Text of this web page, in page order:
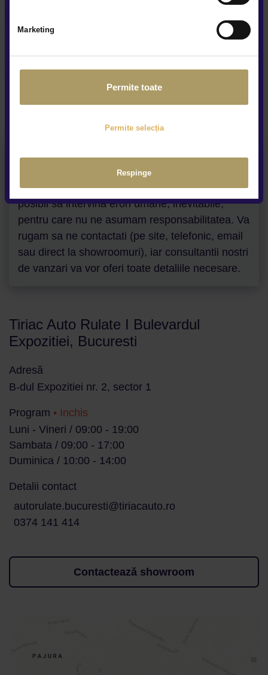
Marketing
Permite toate
Permite selecția
Respinge
Depunem toate eforturile ca informatiile
prezentate aici sa fie corecte si transparente. Cu
toate acestea, la incarcarea lor pe site, este
posibil sa intervina erori umane, inevitabile,
pentru care nu ne asumam responsabilitatea. Va
rugam sa ne contactati (pe site, telefonic, email
sau direct la showroomuri), iar consultantii nostri
de vanzari va vor oferi toate detaliile necesare.
Tiriac Auto Rulate I Bulevardul
Expozitiei, Bucuresti
Adresă
B-dul Expozitiei nr. 2, sector 1
Program • Inchis
Luni - Vineri / 09:00 - 19:00
Sambata / 09:00 - 17:00
Duminica / 10:00 - 14:00
Detalii contact
autorulate.bucuresti@tiriacauto.ro
0374 141 414
Contactează showroom